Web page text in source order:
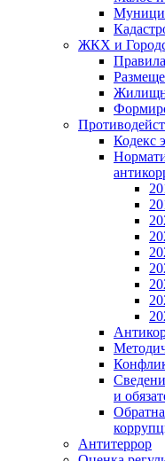
ЖКХ и
Кодекс
и
Антитеррор